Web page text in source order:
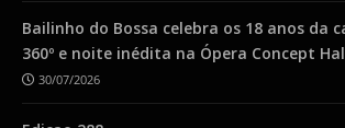
Bailinho do Bossa celebra os 18 anos da
360º e noite inédita na Ópera Concept
30/07/2026